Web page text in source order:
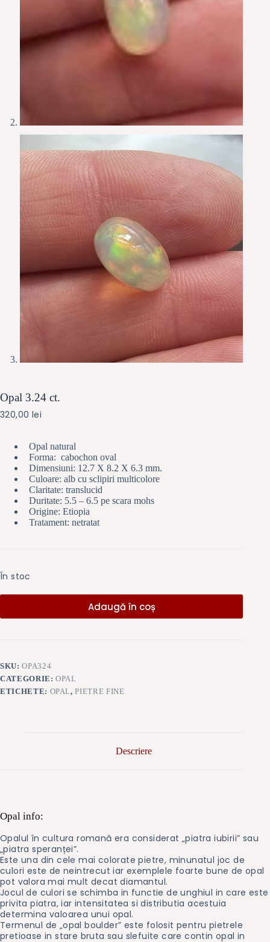
Opal 3.24 ct.
320,00 lei
Opal natural
Forma: cabochon oval
Dimensiuni: 12.7 X 8.2 X 6.3 mm.
Culoare: alb cu sclipiri multicolore
Claritate: translucid
Duritate: 5.5 – 6.5 pe scara mohs
Origine: Etiopia
Tratament: netratat
În stoc
Adaugă în coș
SKU:OPA324
CATEGORIE:OPAL
ETICHETE: OPAL,PIETRE FINE
Descriere
Opal info:
Opalul în cultura romană era considerat „piatra iubirii” sau
„piatra speranței”.
Este una din cele mai colorate pietre, minunatul joc de
culori este de neintrecut iar exemplele foarte bune de opal
pot valora mai mult decat diamantul.
Jocul de culori se schimba in functie de unghiul in care este
privita piatra, iar intensitatea si distributia acestuia
determina valoarea unui opal.
Termenul de „opal boulder” este folosit pentru pietrele
pretioase in stare bruta sau slefuite care contin opal in